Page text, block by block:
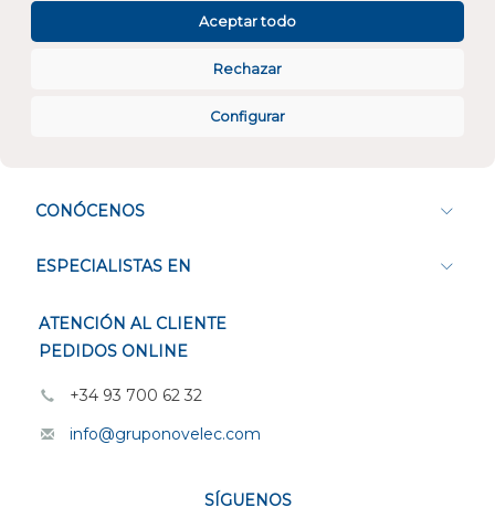
Configurar
Rechazar
Aceptar todo
Atención al cliente
CONÓCENOS
ESPECIALISTAS EN
ATENCIÓN AL CLIENTE
PEDIDOS ONLINE
+34 93 700 62 32
info@gruponovelec.com
SÍGUENOS